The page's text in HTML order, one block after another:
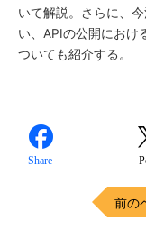
いて解説。さらに、
い、APIの公開におけ
ついても紹介する。
Share
前の